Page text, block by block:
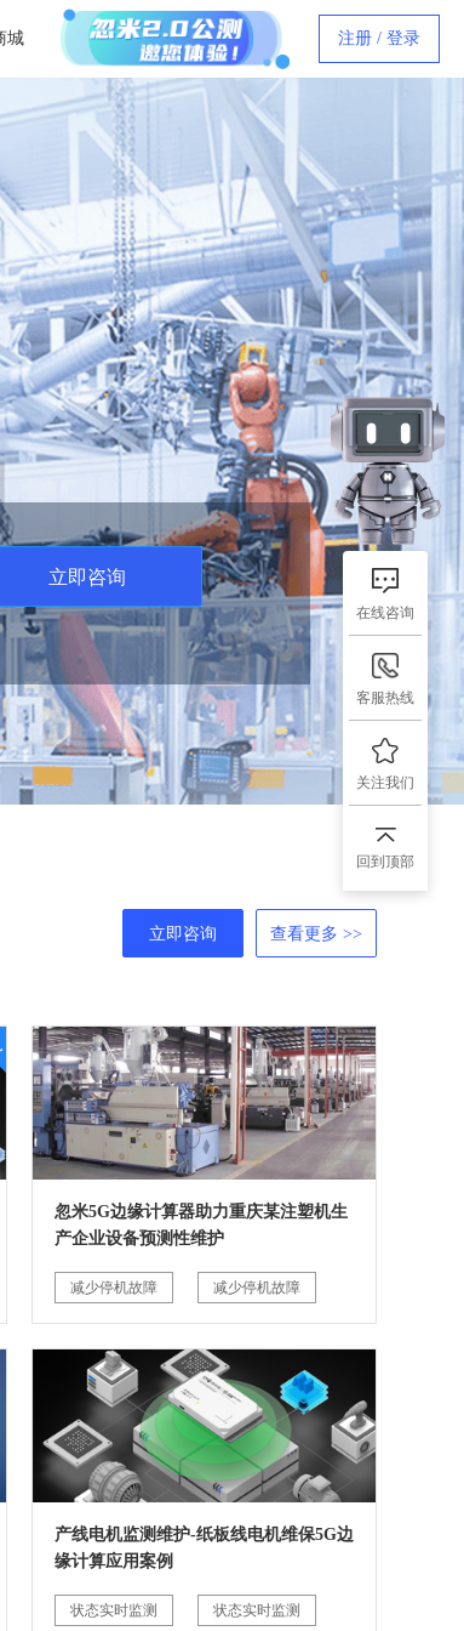
城 注册 / 登录
立即咨询
立即咨询 查看更多 >>
忽米5G边缘计算器助力重庆某注塑机生
产企业设备预测性维护
减少停机故障 减少停机故障
产线电机监测维护-纸板线电机维保5G边
缘计算应用案例
状态实时监测 状态实时监测
在线咨询
客服热线
关注我们
回到顶部